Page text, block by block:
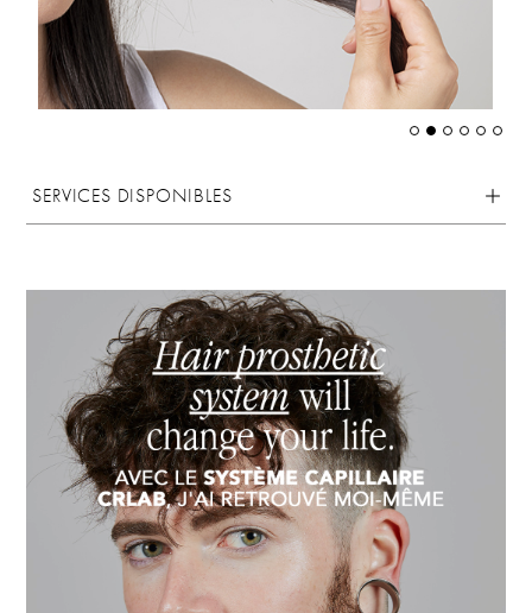
SERVICES DISPONIBLES